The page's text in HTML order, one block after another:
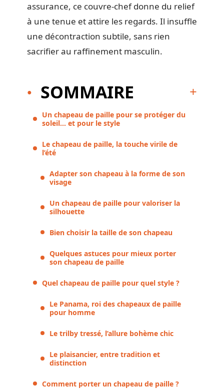
assurance, ce couvre-chef donne du relief
à une tenue et attire les regards. Il insuffle
une décontraction subtile, sans rien
sacrifier au raffinement masculin.
SOMMAIRE
Un chapeau de paille pour se protéger du
soleil… et pour le style
Le chapeau de paille, la touche virile de
l’été
Adapter son chapeau à la forme de son
visage
Un chapeau de paille pour valoriser la
silhouette
Bien choisir la taille de son chapeau
Quelques astuces pour mieux porter
son chapeau de paille
Quel chapeau de paille pour quel style ?
Le Panama, roi des chapeaux de paille
pour homme
Le trilby tressé, l’allure bohème chic
Le plaisancier, entre tradition et
distinction
Comment porter un chapeau de paille ?